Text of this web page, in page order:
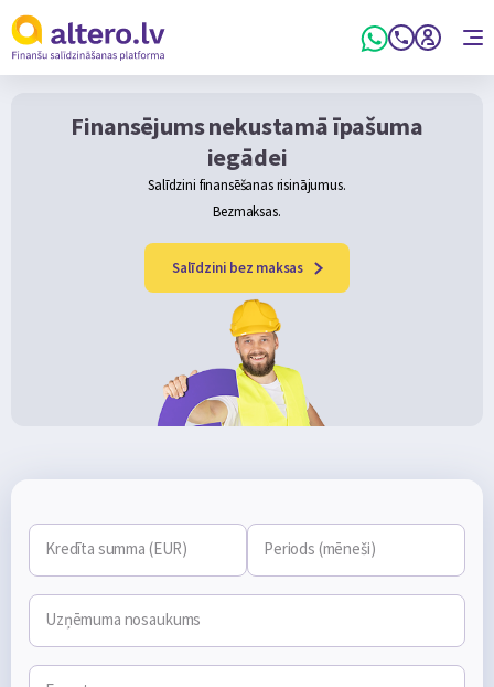
Finansējums nekustamā īpašuma
iegādei
Salīdzini finansēšanas risinājumus.
Bezmaksas.
Salīdzini bez maksas
Kredīta summa (EUR) Periods (mēneši)
Uzņēmuma nosaukums